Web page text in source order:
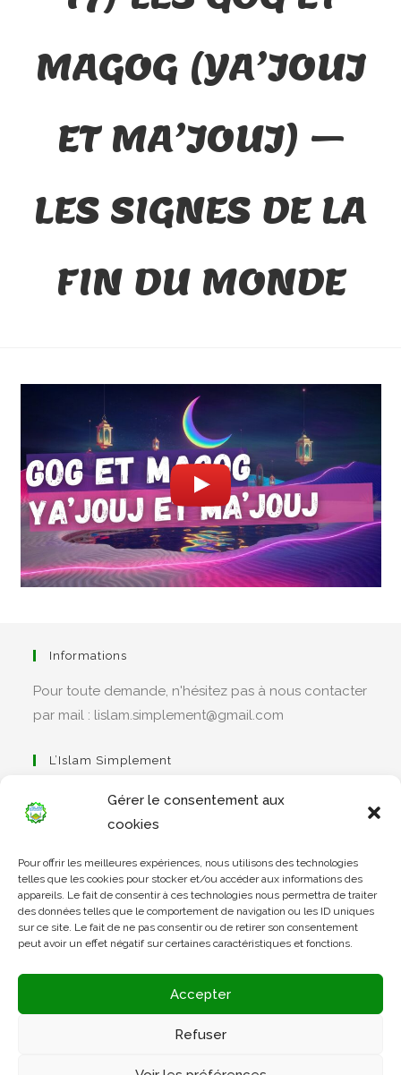
Gérer le consentement aux
cookies
Pour offrir les meilleures expériences, nous utilisons des technologies
telles que les cookies pour stocker et/ou accéder aux informations des
appareils. Le fait de consentir à ces technologies nous permettra de traiter
des données telles que le comportement de navigation ou les ID uniques
sur ce site. Le fait de ne pas consentir ou de retirer son consentement
peut avoir un effet négatif sur certaines caractéristiques et fonctions.
Accepter
Refuser
MAGOG (YA’JOUJ
ET MA’JOUJ) –
LES SIGNES DE LA
FIN DU MONDE
Informations
Pour toute demande, n'hésitez pas à nous contacter
par mail : lislam.simplement@gmail.com
L’Islam Simplement
dans
un
nouvel
onglet
Apprendre Le Coran Simplement